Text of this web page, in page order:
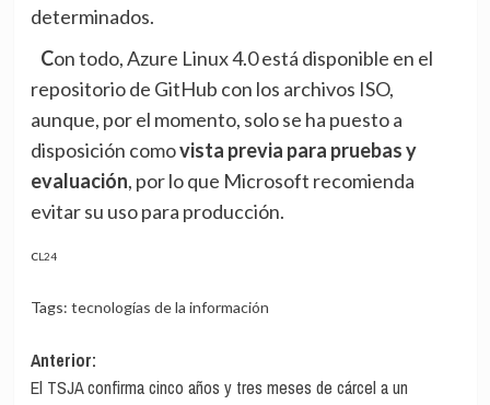
determinados.
Con todo, Azure Linux 4.0 está disponible en el
repositorio de GitHub con los archivos ISO,
aunque, por el momento, solo se ha puesto a
disposición comovista previa para pruebas y
evaluación, por lo que Microsoft recomienda
evitar su uso para producción.
CL24
Tags: tecnologías de la información
Navegación
Anterior:
El TSJA confirma cinco años y tres meses de cárcel a un